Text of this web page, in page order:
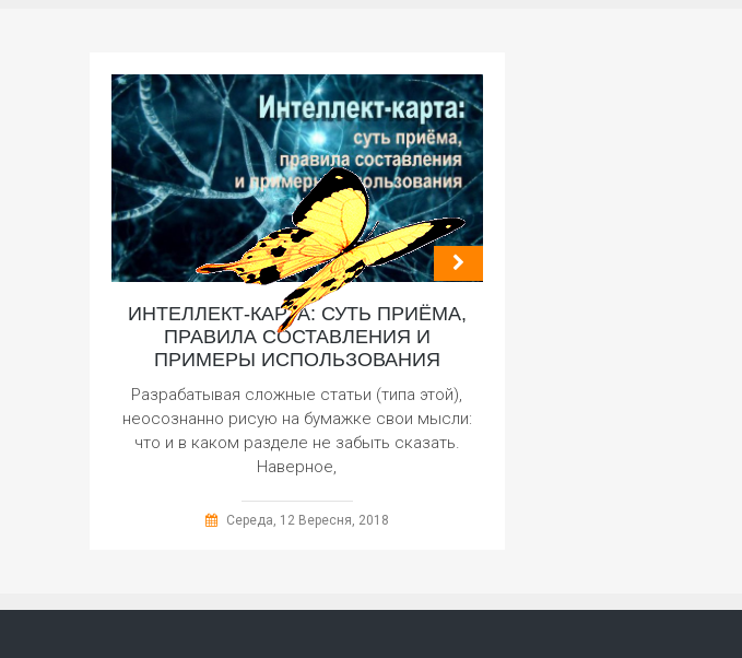
ИНТЕЛЛЕКТ-КАРТА: СУТЬ ПРИЁМА,
ПРАВИЛА СОСТАВЛЕНИЯ И
ПРИМЕРЫ ИСПОЛЬЗОВАНИЯ
Разрабатывая сложные статьи (типа этой),
неосознанно рисую на бумажке свои мысли:
что и в каком разделе не забыть сказать.
Наверное,
Середа, 12 Вересня, 2018